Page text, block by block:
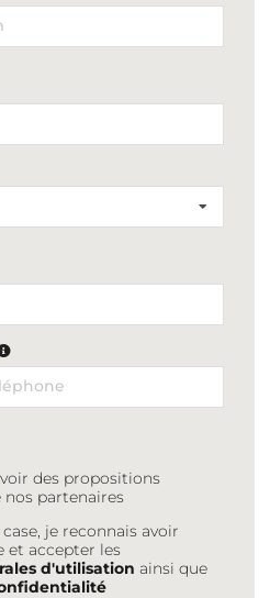
des propositions
partenaires
je reconnais avoir
et accepter les
d'utilisation ainsi que